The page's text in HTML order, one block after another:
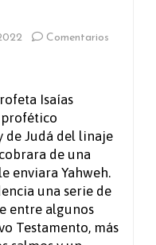
Comentarios
Isaías
de Judá del linaje
de una
enviara Yahweh.
una serie de
entre algunos
Testamento, más